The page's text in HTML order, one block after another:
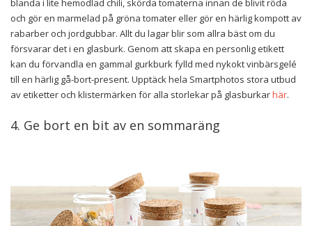
blanda i lite hemodlad chili, skörda tomaterna innan de blivit röda
och gör en marmelad på gröna tomater eller gör en härlig kompott av
rabarber och jordgubbar. Allt du lagar blir som allra bäst om du
försvarar det i en glasburk. Genom att skapa en personlig etikett
kan du förvandla en gammal gurkburk fylld med nykokt vinbärsgelé
till en härlig gå-bort-present. Upptäck hela Smartphotos stora utbud
av etiketter och klistermärken för alla storlekar på glasburkarhär.
4. Ge bort en bit av en sommaräng